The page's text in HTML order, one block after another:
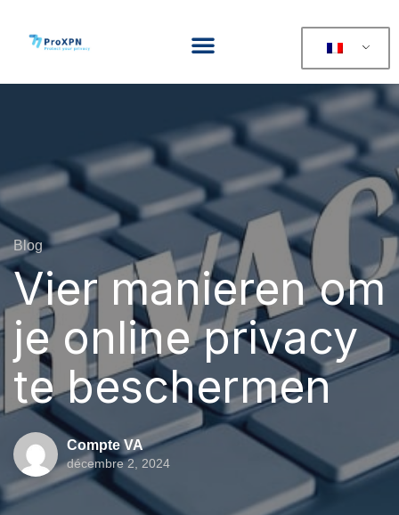
Blog
Vier manieren om
je online privacy
te beschermen
Compte VA
décembre 2, 2024